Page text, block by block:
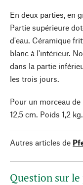
En deux parties, en
Partie supérieure
d'eau. Céramique
blanc à l'intérieur.
dans la partie
les trois jours.
Pour un morceau
12,5 cm. Poids 1,2 kg.
Autres articles de
Question sur